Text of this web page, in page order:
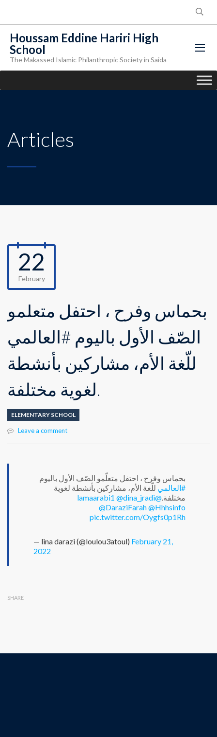
Houssam Eddine Hariri High
School
The Makassed Islamic Philanthropic Society in Saida
Articles
22
February
بحماس وفرح ، احتفل متعلّمو
الصّف الأول باليوم #العالمي
للّغة الأم، مشاركين بأنشطة
لغوية مختلفة.
ELEMENTARY SCHOOL
Leave a comment
بحماس وفرح ، احتفل متعلّمو الصّف الأول باليوم
#العالمي للّغة الأم، مشاركين بأنشطة لغوية
مختلفة.@lamaarabi1
@dina_jradi
@DaraziFarah@Hhhsinfo
pic.twitter.com/Oygfs0p1Rh
— lina darazi (@loulou3atoul) February 21,
2022
SHARE